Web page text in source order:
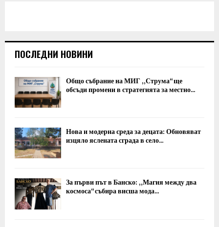
ПОСЛЕДНИ НОВИНИ
Общо събрание на МИГ „Струма“ ще
обсъди промени в стратегията за местно...
Нова и модерна среда за децата: Обновяват
изцяло яслената сграда в село...
За първи път в Банско: „Магия между два
космоса“ събира висша мода...